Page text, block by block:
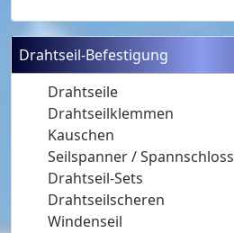
Drahtseil-Befestigung
Drahtseile
Drahtseilklemmen
Kauschen
Seilspanner / Spannschloss
Drahtseil-Sets
Drahtseilscheren
Windenseil